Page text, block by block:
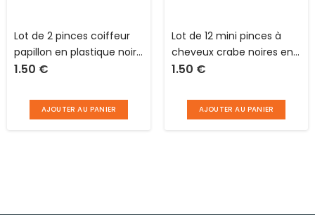
Lot de 2 pinces coiffeur
papillon en plastique noir
et blanc L 8 cm
1.50 €
AJOUTER AU PANIER
Lot de 12 mini pinces à
cheveux crabe noires en
plastique
1.50 €
AJOUTER AU PANIER